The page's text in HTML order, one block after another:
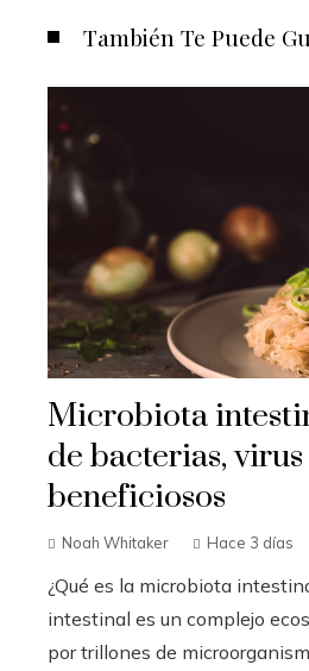
También Te Puede
Microbiota
de bacterias,
beneficiosos
Noah Whitaker Hace 3 días
¿Qué es la microbiota
intestinal es un complejo
por trillones de